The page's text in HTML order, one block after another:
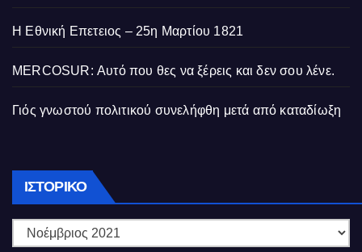
Η Εθνική Επετειος – 25η Μαρτίου 1821
MERCOSUR: Αυτό που θες να ξέρεις και δεν σου λένε.
Γιός γνωστού πολιτικού συνελήφθη μετά από καταδίωξη
ΙΣΤΟΡΙΚΌ Ιστορικό